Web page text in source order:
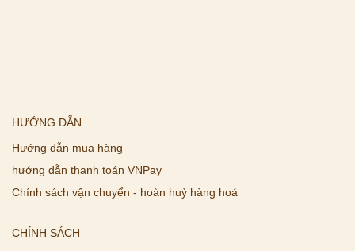
HƯỚNG DẪN
Hướng dẫn mua hàng
hướng dẫn thanh toán VNPay
Chính sách vận chuyển - hoàn huỷ hàng hoá
CHÍNH SÁCH